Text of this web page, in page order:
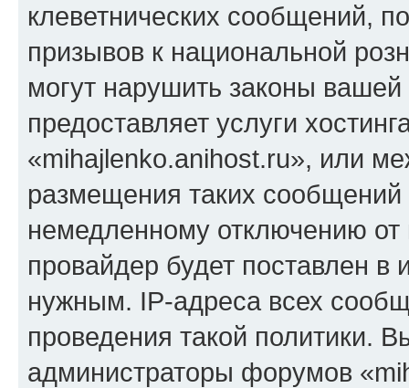
клеветнических сообщений,
призывов к национальной
могут нарушить законы
предоставляет услуги
«mihajlenko.anihost.ru», или
размещения таких
немедленному отключению
провайдер будет поставлен в
нужным. IP-адреса всех
проведения такой политики.
администраторы форумов